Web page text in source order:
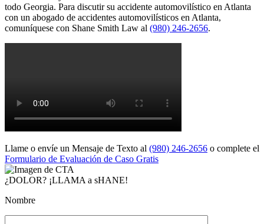
todo Georgia. Para discutir su accidente automovilístico en Atlanta
con un abogado de accidentes automovilísticos en Atlanta,
comuníquese con Shane Smith Law al (980) 246-2656.
Llame o envíe un Mensaje de Texto al (980) 246-2656 o complete el
Formulario de Evaluación de Caso Gratis
¿DOLOR? ¡LLAMA a sHANE!
Nombre